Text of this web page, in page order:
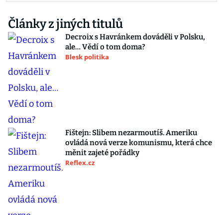
Články z jiných titulů
Decroix s Havránkem dováděli v Polsku,
ale… Vědí o tom doma?
Blesk politika
Fištejn: Slibem nezarmoutíš. Ameriku
ovládá nová verze komunismu, která chce
měnit zajeté pořádky
Reflex.cz